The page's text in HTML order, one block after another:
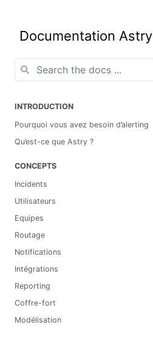
Documentation Astry
INTRODUCTION
Pourquoi vous avez besoin d’alerting
Qu’est-ce que Astry ?
CONCEPTS
Incidents
Utilisateurs
Equipes
Routage
Notifications
Intégrations
Reporting
Coffre-fort
Modélisation